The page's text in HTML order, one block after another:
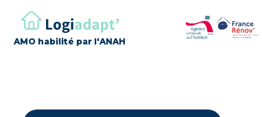
AMO habilité par l'ANAH